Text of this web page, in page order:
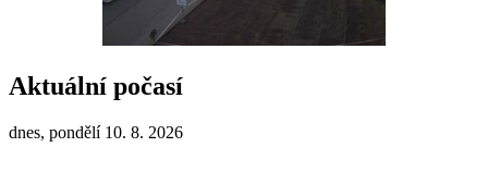
Aktuální počasí
dnes, pondělí 10. 8. 2026